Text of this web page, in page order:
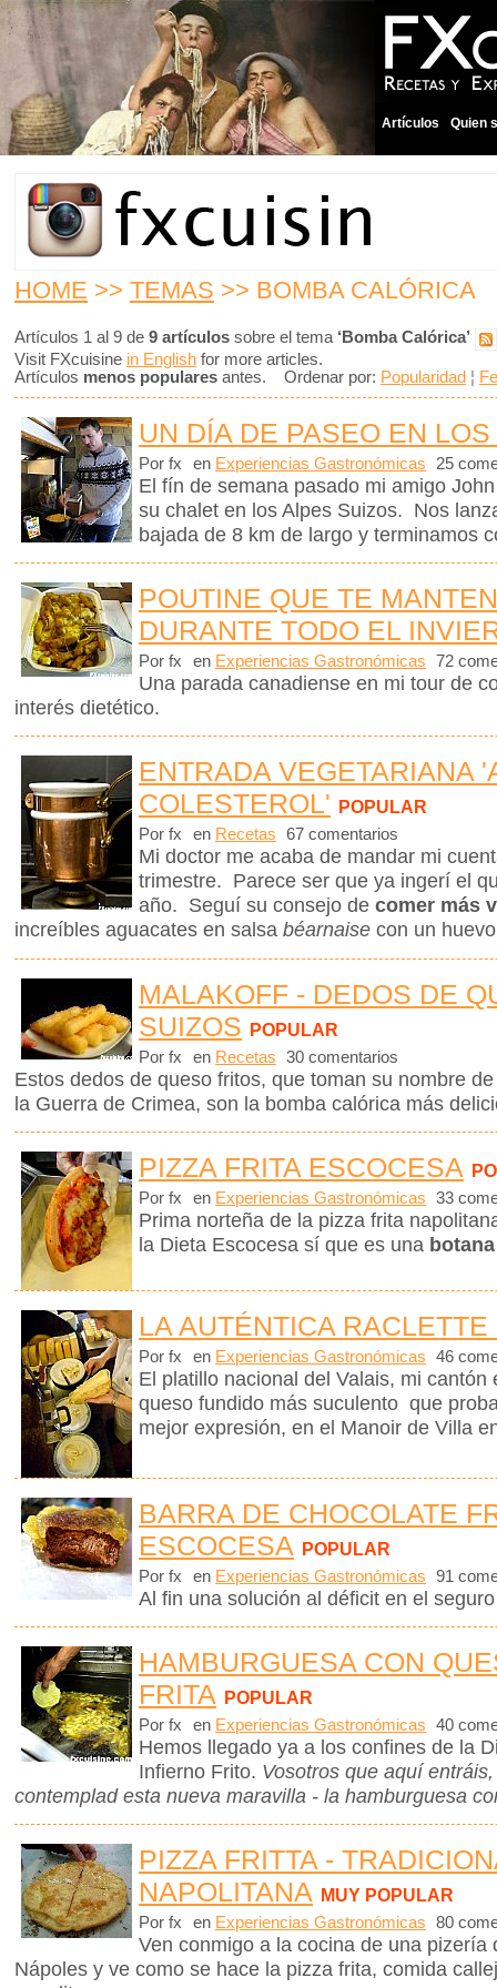
Artículos Quien
HOME >> TEMAS >> BOMBA CALÓRICA
Artículos 1 al 9 de 9 artículos sobre el tema ‘Bomba Calórica’
Visit FXcuisine in English for more articles.
Artículos menos populares antes. Ordenar por: Popularidad ¦
UN DÍA DE PASEO EN
Por fx en Experiencias Gastronómicas 25
El fín de semana pasado mi amigo
su chalet en los Alpes Suizos. Nos
bajada de 8 km de largo y terminamos
POUTINE QUE TE
DURANTE TODO EL
Por fx en Experiencias Gastronómicas 72
Una parada canadiense en mi tour de
interés dietético.
ENTRADA VEGETARIANA
COLESTEROL'
POPULAR
Por fx en Recetas 67 comentarios
Mi doctor me acaba de mandar mi
trimestre. Parece ser que ya ingerí el
año. Seguí su consejo de comer más
increíbles aguacates en salsa béarnaise con un
MALAKOFF - DEDOS DE
SUIZOS POPULAR
Por fx en Recetas 30 comentarios
Estos dedos de queso fritos, que toman su nombre
la Guerra de Crimea, son la bomba calórica más
PIZZA FRITA ESCOCESA
Por fx en Experiencias Gastronómicas 33
Prima norteña de la pizza frita
la Dieta Escocesa sí que es una
LA AUTÉNTICA RACLETTE
Por fx en Experiencias Gastronómicas 46
El platillo nacional del Valais, mi
queso fundido más suculento que
mejor expresión, en el Manoir de Villa
BARRA DE CHOCOLATE
ESCOCESA POPULAR
Por fx en Experiencias Gastronómicas 91
Al fin una solución al déficit en el
HAMBURGUESA CON
FRITA POPULAR
Por fx en Experiencias Gastronómicas 40
Hemos llegado ya a los confines de la
Infierno Frito. Vosotros que aquí
contemplad esta nueva maravilla - la hamburguesa
PIZZA FRITTA -
NAPOLITANA MUY POPULAR
Por fx en Experiencias Gastronómicas 80
Ven conmigo a la cocina de una pizería
Nápoles y ve como se hace la pizza frita, comida